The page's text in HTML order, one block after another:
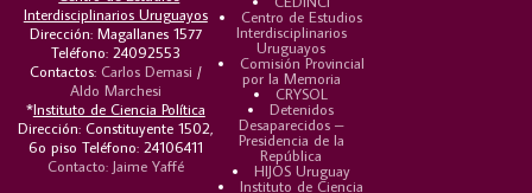
Interdisciplinarios Uruguayos
Dirección: Magallanes 1577
Teléfono: 24092553
Contactos: Carlos Demasi /
Aldo Marchesi
*Instituto de Ciencia Política
Dirección: Constituyente 1502,
6o piso Teléfono: 24106411
Contacto: Jaime Yaffé
Centro de Estudios
Interdisciplinarios
Uruguayos
Comisión Provincial
por la Memoria
CRYSOL
Detenidos
Desaparecidos –
Presidencia de la
República
HIJOS Uruguay
Instituto de Ciencia